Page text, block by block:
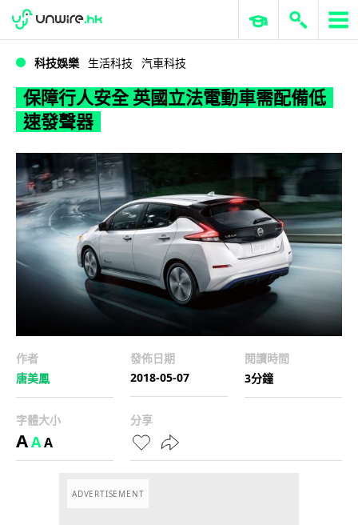
WWDC 2026 ERP 與商業 AI
科技娛樂 生活科技 汽車科技
保障行人安全 英國立法電動車需配備低
速發聲器
作者
唐美鳳
發佈日期
2018-05-07
閱讀時間
3分鐘
字體大小
AAA
分享
ADVERTISEMENT